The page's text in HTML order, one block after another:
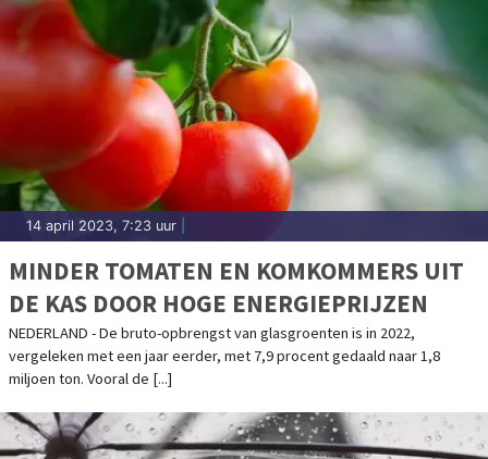
14 april 2023, 7:23 uur
MINDER TOMATEN EN KOMKOMMERS UIT
DE KAS DOOR HOGE ENERGIEPRIJZEN
NEDERLAND - De bruto-opbrengst van glasgroenten is in 2022,
vergeleken met een jaar eerder, met 7,9 procent gedaald naar 1,8
miljoen ton. Vooral de [...]